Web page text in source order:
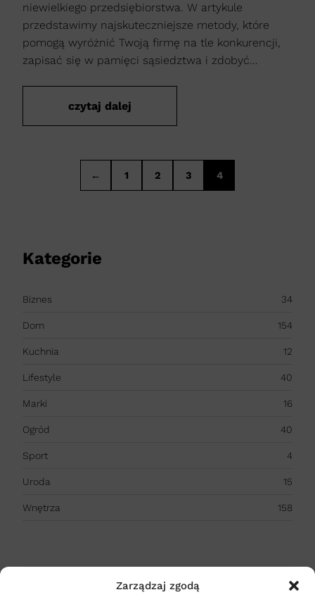
Zarządzaj zgodą
niewielkiego przedsiębiorstwa. W artykule
przedstawimy najskuteczniejsze metody, które
pomogą wyróżnić Twoją firmę na tle konkurencji,
zapisać się w pamięci sąsiedztwa i zdobyć...
czytaj dalej
← 1 2 3 4
Kategorie
Biznes 34
Dom 154
Kuchnia 12
Lifestyle 40
Marki 16
Ogród 40
Sport 4
Uroda 15
Wnętrza 158